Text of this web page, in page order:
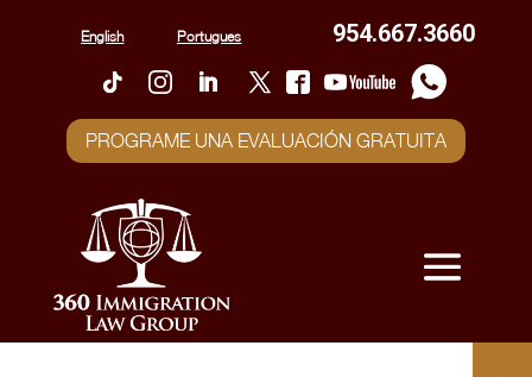
English Portugues 954.667.3660
PROGRAME UNA EVALUACIÓN GRATUITA